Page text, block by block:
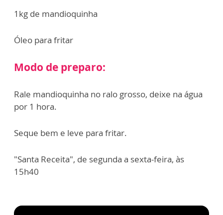
1kg de mandioquinha
Óleo para fritar
Modo de preparo:
Rale mandioquinha no ralo grosso, deixe na água
por 1 hora.
Seque bem e leve para fritar.
"Santa Receita", de segunda a sexta-feira, às
15h40